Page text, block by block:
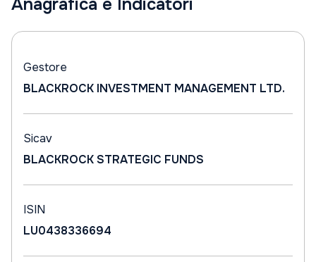
Anagrafica e Indicatori
Gestore
BLACKROCK INVESTMENT MANAGEMENT LTD.
Sicav
BLACKROCK STRATEGIC FUNDS
ISIN
LU0438336694